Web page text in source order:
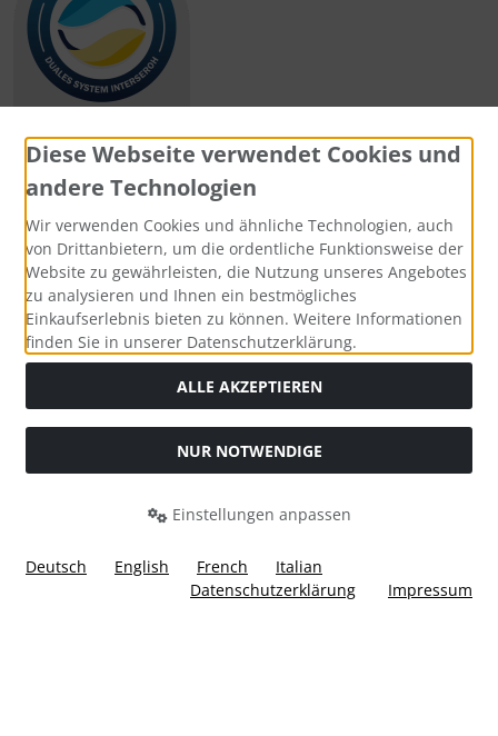
Zahlungsmethoden
Social Media
Widerrufsformular
Diese Webseite verwendet Cookies und
andere Technologien
Wir verwenden Cookies und ähnliche Technologien, auch
von Drittanbietern, um die ordentliche Funktionsweise der
Website zu gewährleisten, die Nutzung unseres Angebotes
zu analysieren und Ihnen ein bestmögliches
Einkaufserlebnis bieten zu können. Weitere Informationen
finden Sie in unserer Datenschutzerklärung.
ALLE AKZEPTIEREN
NUR NOTWENDIGE
Einstellungen anpassen
Deutsch English French
Italian
Datenschutzerklärung
Impressum